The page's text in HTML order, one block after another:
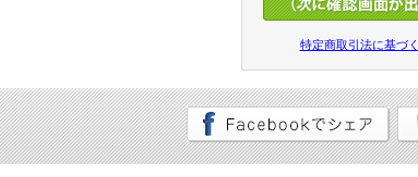
特定商取引法に基づ